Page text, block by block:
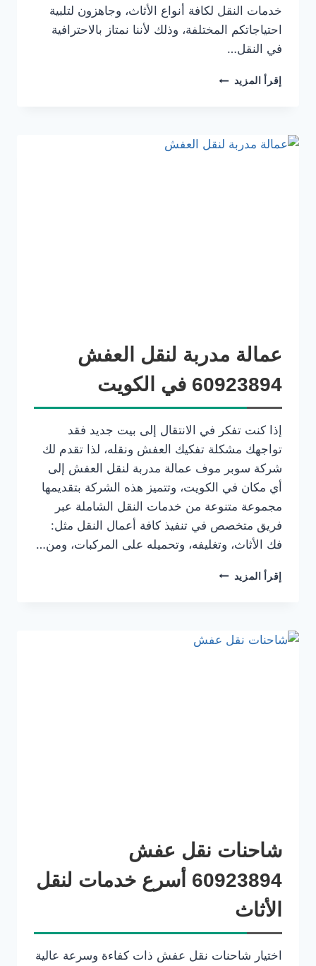
خدمات النقل لكافة أنواع الأثاث، وجاهزون لتلبية
احتياجاتكم المختلفة، وذلك لأننا نمتاز بالاحترافية
في النقل…
إقرأ المزيد
عمالة مدربة لنقل العفش
60923894 في الكويت
إذا كنت تفكر في الانتقال إلى بيت جديد فقد
تواجهك مشكلة تفكيك العفش ونقله، لذا تقدم لك
شركة سوبر موف عمالة مدربة لنقل العفش إلى
أي مكان في الكويت، وتتميز هذه الشركة بتقديمها
مجموعة متنوعة من خدمات النقل الشاملة عبر
فريق متخصص في تنفيذ كافة أعمال النقل مثل:
فك الأثاث، وتغليفه، وتحميله على المركبات، ومن…
إقرأ المزيد
شاحنات نقل عفش
60923894 أسرع خدمات لنقل
الأثاث
اختيار شاحنات نقل عفش ذات كفاءة وسرعة عالية